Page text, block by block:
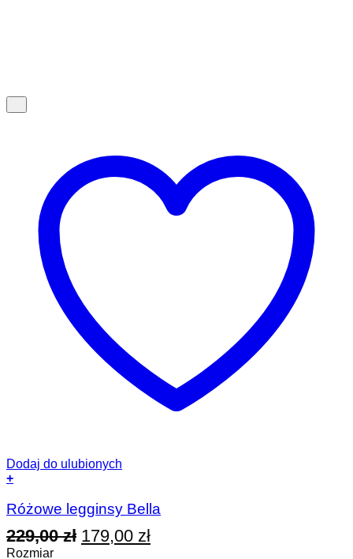
Dodaj do ulubionych
+
produkt
ma
wiele
wariantów.
Różowe legginsy Bella
229,00zł Pierwotna
179,00 złAktualna
Rozmiar